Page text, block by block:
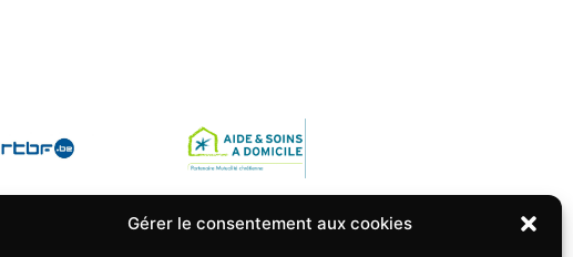
Gérer le consentement aux cookies